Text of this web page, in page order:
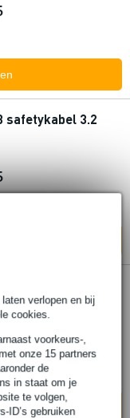
verlopen en bij
cookies.
voorkeurs-,
onze 15 partners
de
in staat om je
te volgen,
ID’s gebruiken
safetykabel 3.2